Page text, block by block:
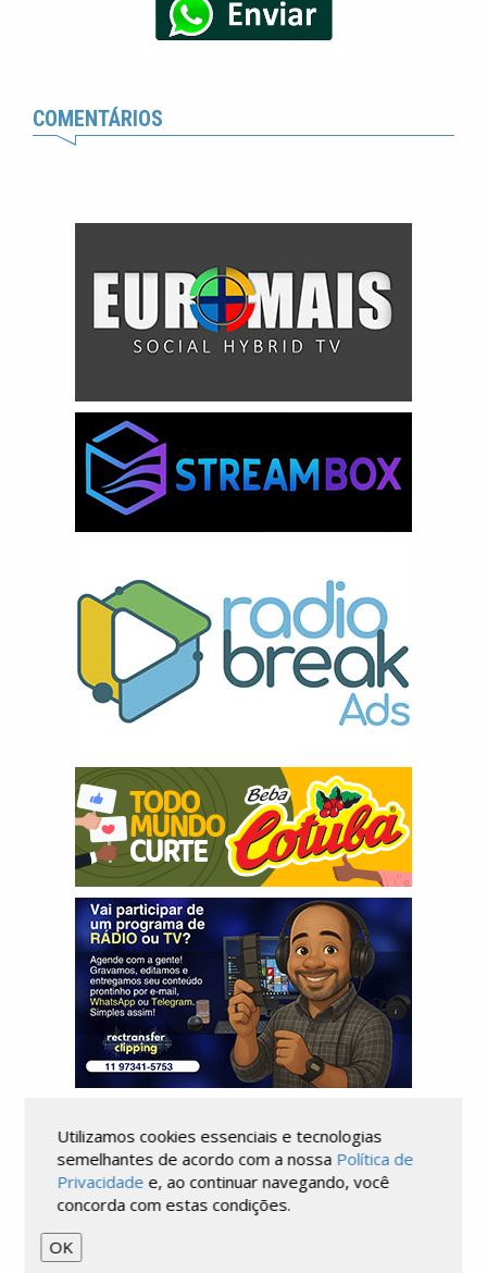
COMENTÁRIOS
Utilizamos cookies essenciais e tecnologias
semelhantes de acordo com a nossa Política de
Privacidade e, ao continuar navegando, você
concorda com estas condições.
OK